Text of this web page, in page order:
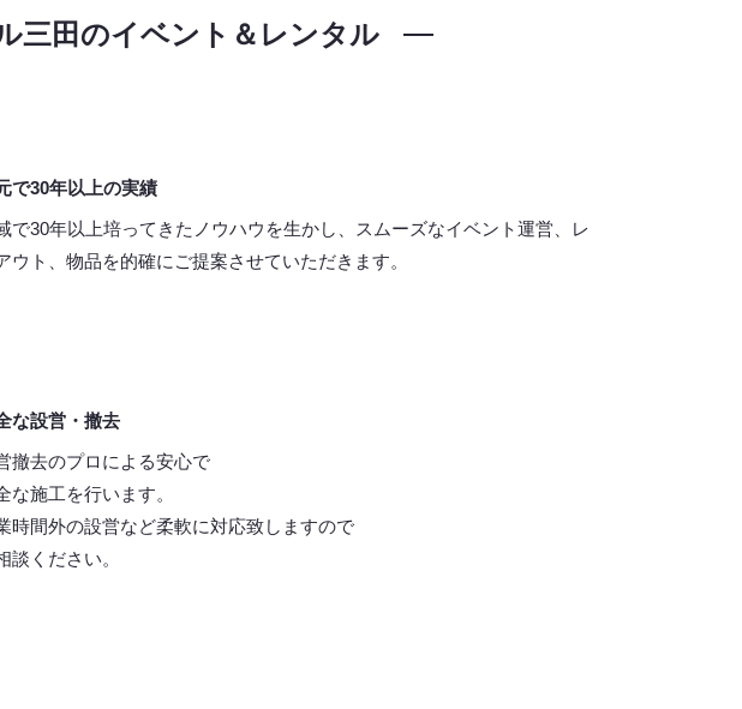
三田のイベント＆レンタル
で30年以上の実績
で30年以上培ってきたノウハウを生かし、スムーズなイベント運営、レ
ウト、物品を的確にご提案させていただきます。
な設営・撤去
撤去のプロによる安心で
な施工を行います。
時間外の設営など柔軟に対応致しますので
談ください。